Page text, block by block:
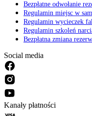
Bezpłatne odwołanie
Regulamin miejsc w
Regulamin wycieczek
Regulamin szkoleń
Bezpłatna zmiana
Social media
Kanały płatności